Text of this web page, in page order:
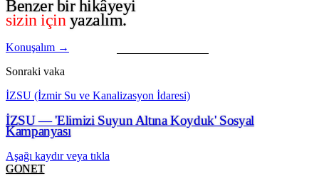
Benzer bir hikâyeyi
sizin için yazalım.
Konuşalım →
Sonraki vaka
İZSU (İzmir Su ve Kanalizasyon İdaresi)
İZSU — 'Elimizi Suyun Altına Koyduk' Sosyal
Kampanyası
Aşağı kaydır veya tıkla
GONET